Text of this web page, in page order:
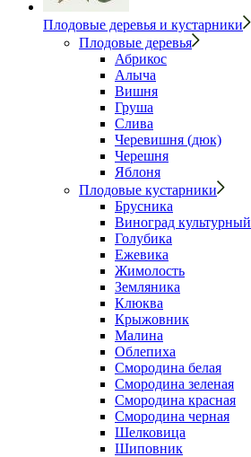
Плодовые деревья и кустарники
Плодовые деревья
Абрикос
Алыча
Вишня
Груша
Слива
Черевишня (дюк)
Черешня
Яблоня
Плодовые кустарники
Брусника
Виноград культурный
Голубика
Ежевика
Жимолость
Земляника
Клюква
Крыжовник
Малина
Облепиха
Смородина белая
Смородина зеленая
Смородина красная
Смородина черная
Шелковица
Шиповник